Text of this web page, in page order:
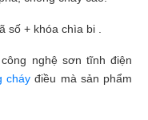
số + khóa chìa bi .
nghệ sơn tĩnh điện
cháy điều mà sản phẩm